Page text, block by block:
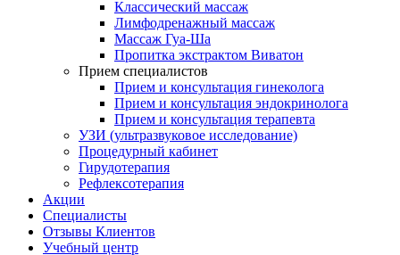
Классический массаж
Лимфодренажный массаж
Массаж Гуа-Ша
Пропитка экстрактом Виватон
Прием специалистов
Прием и консультация гинеколога
Прием и консультация эндокринолога
Прием и консультация терапевта
УЗИ (ультразвуковое исследование)
Процедурный кабинет
Гирудотерапия
Рефлексотерапия
Акции
Специалисты
Отзывы Клиентов
Учебный центр